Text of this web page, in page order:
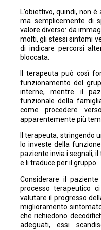
L’obiettivo, quindi, non
ma semplicemente di
valore diverso: da
molti, gli stessi sintomi
di indicare percorsi
bloccata.
Il terapeuta può così
funzionamento del
interne, mentre il
funzionale della
come procedere
apparentemente più
Il terapeuta, stringendo
lo investe della
paziente invia i segnali;
e li traduce per il gruppo.
Considerare il
processo terapeutico
valutare il progresso
miglioramento
che richiedono
adeguati, essi